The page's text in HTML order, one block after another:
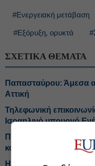
#Ενεργειακή μετάβαση
#Εξόρυξη, ορυκτά
ΣΧΕΤΙΚΑ ΘΕΜΑΤΑ
Παπασταύρου: Άμεσα
Αττική
Τηλεφωνική
Ισραηλινό υπουργό
ΠΑΣΟΚ: Επικοινωνιακή
κονδύλια για την
ΗΠΑ: Επενδύσεις 3